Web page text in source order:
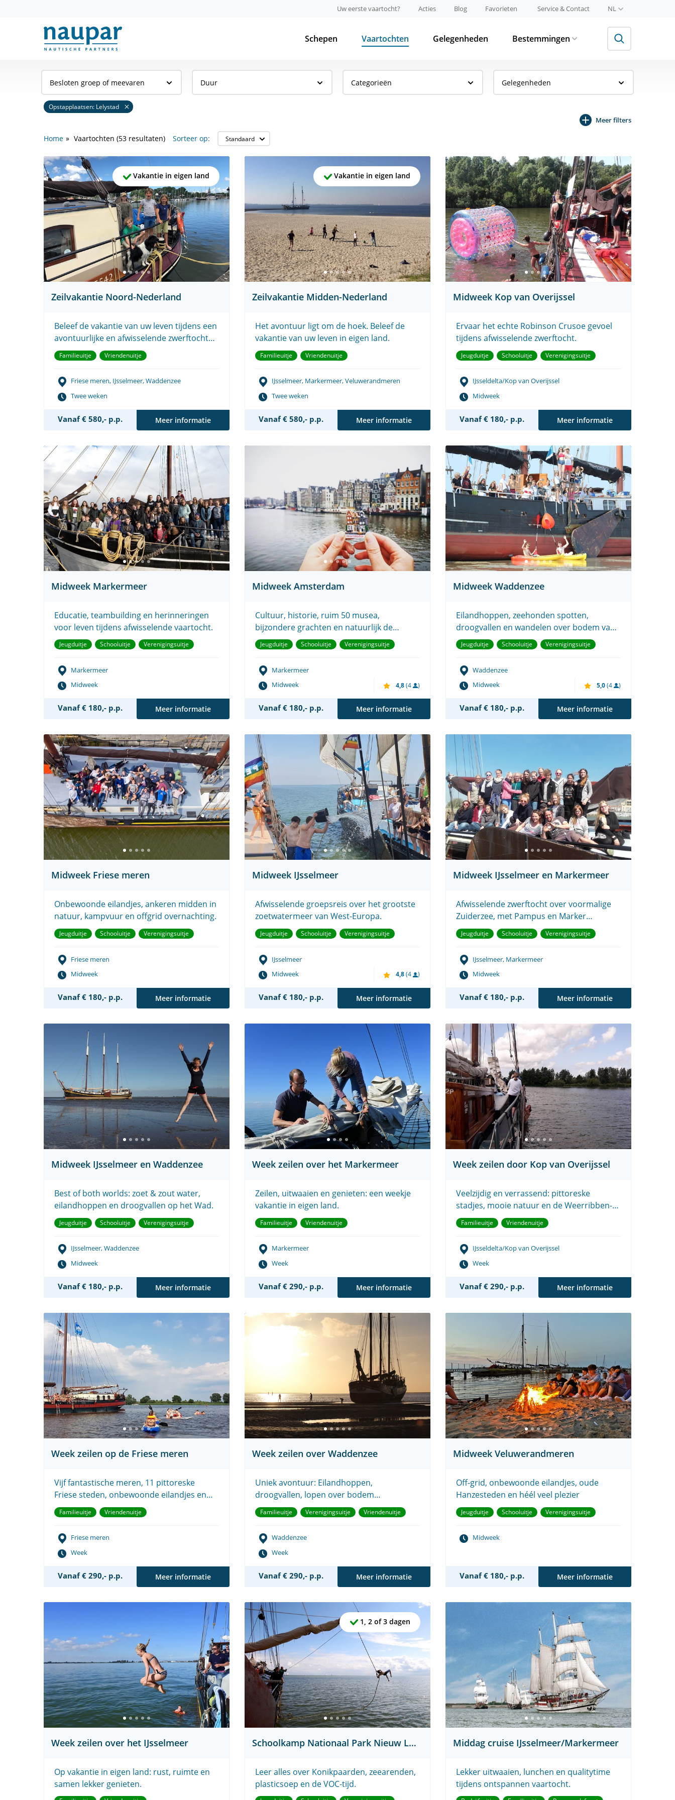
Uw eerste vaartocht? Acties Blog Favorieten Service & Contact NL
Schepen Vaartochten Gelegenheden Bestemmingen
Besloten groep of meevaren Duur Categorieën Gelegenheden
Opstapplaatsen: Lelystad
Meer filters
Home Vaartochten (53 resultaten) Sorteer op:
Vakantie in eigen land
Zeilvakantie Noord-Nederland
Beleef de vakantie van uw leven tijdens een
avontuurlijke en afwisselende zwerftocht
door Noord-Nederland.
Familieuitje Vriendenuitje
Friese meren, IJsselmeer, Waddenzee
Twee weken
Vanaf € 580,- p.p. Meer informatie
Vakantie in eigen land
Zeilvakantie Midden-Nederland
Het avontuur ligt om de hoek. Beleef de
vakantie van uw leven in eigen land.
Familieuitje Vriendenuitje
IJsselmeer, Markermeer, Veluwerandmeren
Twee weken
Vanaf € 580,- p.p. Meer informatie
Midweek Kop van Overijssel
Ervaar het echte Robinson Crusoe gevoel
tijdens afwisselende zwerftocht.
Jeugduitje Schooluitje Verenigingsuitje
IJsseldelta/Kop van Overijssel
Midweek
Vanaf € 180,- p.p. Meer informatie
Midweek Markermeer
Educatie, teambuilding en herinneringen
voor leven tijdens afwisselende vaartocht.
Jeugduitje Schooluitje Verenigingsuitje
Markermeer
Midweek
Vanaf € 180,- p.p. Meer informatie
Midweek Amsterdam
Cultuur, historie, ruim 50 musea,
bijzondere grachten en natuurlijk de
nodige fun.
Jeugduitje Schooluitje Verenigingsuitje
Markermeer
Midweek
4,8(4 )
Vanaf € 180,- p.p. Meer informatie
Midweek Waddenzee
Eilandhoppen, zeehonden spotten,
droogvallen en wandelen over bodem van
de zee.
Jeugduitje Schooluitje Verenigingsuitje
Waddenzee
Midweek
5,0(4 )
Vanaf € 180,- p.p. Meer informatie
Midweek Friese meren
Onbewoonde eilandjes, ankeren midden in
natuur, kampvuur en offgrid overnachting.
Jeugduitje Schooluitje Verenigingsuitje
Friese meren
Midweek
Vanaf € 180,- p.p. Meer informatie
Midweek IJsselmeer
Afwisselende groepsreis over het grootste
zoetwatermeer van West-Europa.
Jeugduitje Schooluitje Verenigingsuitje
IJsselmeer
Midweek
4,8(4 )
Vanaf € 180,- p.p. Meer informatie
Midweek IJsselmeer en Markermeer
Afwisselende zwerftocht over voormalige
Zuiderzee, met Pampus en Marker
Wadden.
Jeugduitje Schooluitje Verenigingsuitje
IJsselmeer, Markermeer
Midweek
Vanaf € 180,- p.p. Meer informatie
Midweek IJsselmeer en Waddenzee
Best of both worlds: zoet & zout water,
eilandhoppen en droogvallen op het Wad.
Jeugduitje Schooluitje Verenigingsuitje
IJsselmeer, Waddenzee
Midweek
Vanaf € 180,- p.p. Meer informatie
Week zeilen over het Markermeer
Zeilen, uitwaaien en genieten: een weekje
vakantie in eigen land.
Familieuitje Vriendenuitje
Markermeer
Week
Vanaf € 290,- p.p. Meer informatie
Week zeilen door Kop van Overijssel
Veelzijdig en verrassend: pittoreske
stadjes, mooie natuur en de Weerribben-
Wieden.
Familieuitje Vriendenuitje
IJsseldelta/Kop van Overijssel
Week
Vanaf € 290,- p.p. Meer informatie
Week zeilen op de Friese meren
Vijf fantastische meren, 11 pittoreske
Friese steden, onbewoonde eilandjes en
zwemmen in de natuur.
Familieuitje Vriendenuitje
Friese meren
Week
Vanaf € 290,- p.p. Meer informatie
Week zeilen over Waddenzee
Uniek avontuur: Eilandhoppen,
droogvallen, lopen over bodem
Waddenzee en zeehonden spotten.
Familieuitje Verenigingsuitje Vriendenuitje
Waddenzee
Week
Vanaf € 290,- p.p. Meer informatie
Midweek Veluwerandmeren
Off-grid, onbewoonde eilandjes, oude
Hanzesteden en héél veel plezier
Jeugduitje Schooluitje Verenigingsuitje
Midweek
Vanaf € 180,- p.p. Meer informatie
Week zeilen over het IJsselmeer
Op vakantie in eigen land: rust, ruimte en
samen lekker genieten.
1, 2 of 3 dagen
Schoolkamp Nationaal Park Nieuw Land
Leer alles over Konikpaarden, zeearenden,
plasticsoep en de VOC-tijd.
Middag cruise IJsselmeer/Markermeer
Lekker uitwaaien, lunchen en qualitytime
tijdens ontspannen vaartocht.